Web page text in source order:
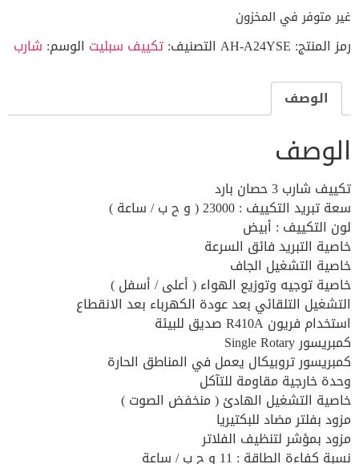
غير متوفر في المخزون
رمز المنتج: AH-A24YSE التصنيف:تكييف سبليت الوسم: شارب
الوصف
الوصف
تكييف شارب 3 حصان بارد
سعة تبريد التكييف : 23000 ( و ح ب / ساعة )
لون التكييف : أبيض
خاصية التبريد فائق السرعة
خاصية التشغيل الجاف
خاصية توجيه وتوزيع الهواء ( أعلى / أسفل )
التشغيل التلقائي بعد عودة الكهرباء بعد الانقطاع
استخدام فريون R410A صديق للبيئة
كمبريسور Single Rotary
كمبريسور تروبيكال يعمل في المناطق الحارة
وحدة خارجية مقاومة للتآكل
خاصية التشغيل الهادئ ( منخفض الصوت )
مزود بفلتر مضاد للبكتيريا
مزود بمؤشر لتنظيف الفلاتر
نسبة كفاءة الطاقة : 11 و ح ب / ساعة